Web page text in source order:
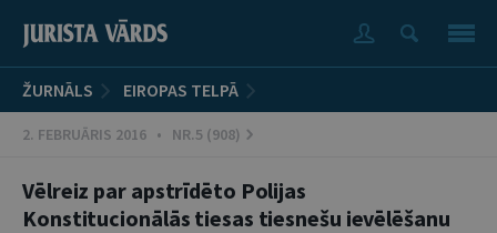
ŽURNĀLS EIROPAS TELPĀ
2. FEBRUĀRIS 2016 • NR.5 (908)
Vēlreiz par apstrīdēto Polijas
Konstitucionālās tiesas tiesnešu ievēlēšanu